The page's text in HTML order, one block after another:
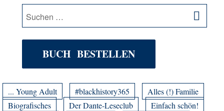
Suche
nach:
BUCH BESTELLEN
... Young Adult #blackhistory365
Alles (!) Familie
Biografisches
Der Dante-Leseclub
Einfach schön!